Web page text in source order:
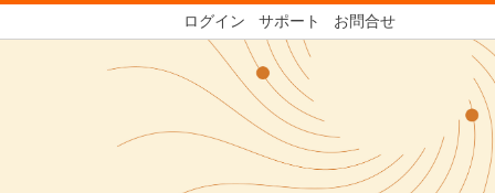
ログイン サポート お問合せ